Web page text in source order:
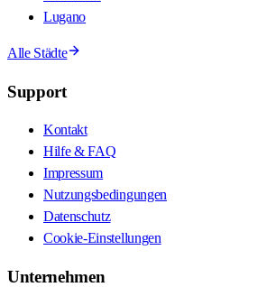
Lugano
Alle Städte
Support
Kontakt
Hilfe & FAQ
Impressum
Nutzungsbedingungen
Datenschutz
Cookie-Einstellungen
Unternehmen